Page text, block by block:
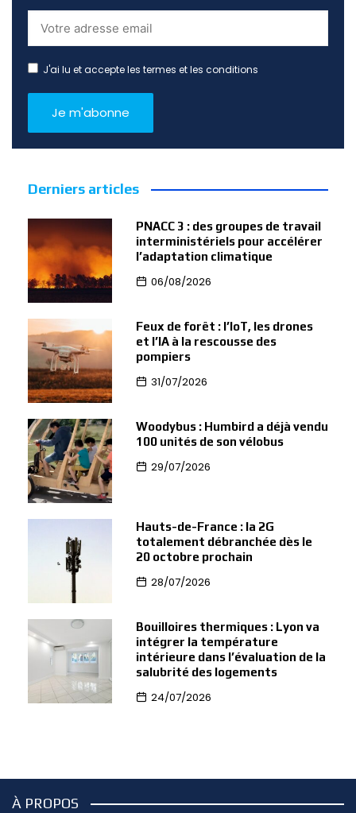
J'ai lu et accepte les termes et les conditions
Derniers articles
PNACC 3 : des groupes de travail
interministériels pour accélérer
l’adaptation climatique
06/08/2026
Feux de forêt : l’IoT, les drones
et l’IA à la rescousse des
pompiers
31/07/2026
Woodybus : Humbird a déjà vendu
100 unités de son vélobus
29/07/2026
Hauts-de-France : la 2G
totalement débranchée dès le
20 octobre prochain
28/07/2026
Bouilloires thermiques : Lyon va
intégrer la température
intérieure dans l’évaluation de la
salubrité des logements
24/07/2026
À PROPOS